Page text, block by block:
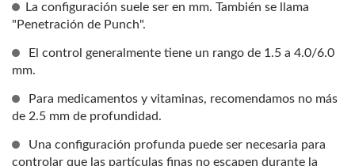
La configuración suele ser en mm. También se llama
"Penetración de Punch".
El control generalmente tiene un rango de 1.5 a 4.0/6.0
mm.
Para medicamentos y vitaminas, recomendamos no más
de 2.5 mm de profundidad.
Una configuración profunda puede ser necesaria para
controlar que las partículas finas no escapen durante la